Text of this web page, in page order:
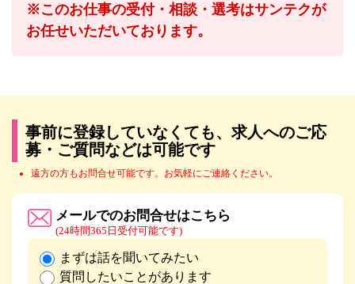
※このお仕事の受付・相談・選考はサンテクが
お任せいただいております。
事前に登録していなくても、求人へのご応
募・ご質問などは可能です
遠方の方もお問合せ可能です。お気軽にご連絡ください。
メールでのお問合せはこちら
(24時間365日受付可能です)
まずは話を聞いてみたい
質問したいことがあります